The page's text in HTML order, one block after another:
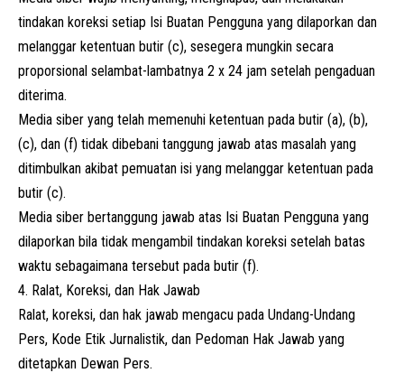
tindakan koreksi setiap Isi Buatan Pengguna yang dilaporkan dan
melanggar ketentuan butir (c), sesegera mungkin secara
proporsional selambat-lambatnya 2 x 24 jam setelah pengaduan
diterima.
Media siber yang telah memenuhi ketentuan pada butir (a), (b),
(c), dan (f) tidak dibebani tanggung jawab atas masalah yang
ditimbulkan akibat pemuatan isi yang melanggar ketentuan pada
butir (c).
Media siber bertanggung jawab atas Isi Buatan Pengguna yang
dilaporkan bila tidak mengambil tindakan koreksi setelah batas
waktu sebagaimana tersebut pada butir (f).
4. Ralat, Koreksi, dan Hak Jawab
Ralat, koreksi, dan hak jawab mengacu pada Undang-Undang
Pers, Kode Etik Jurnalistik, dan Pedoman Hak Jawab yang
ditetapkan Dewan Pers.